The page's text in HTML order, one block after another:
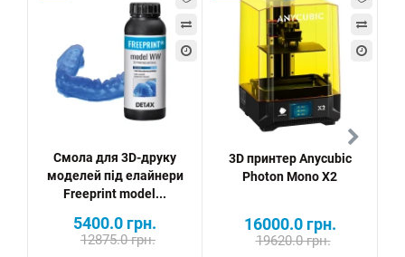
Смола для 3D-друку
моделей під елайнери
Freeprint model...
5400.0 грн.
12875.0 грн.
3D принтер Anycubic
Photon Mono X2
16000.0 грн.
19620.0 грн.